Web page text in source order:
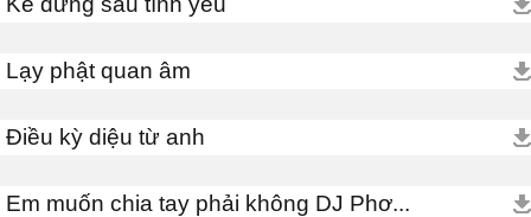
Lạy phật quan âm
Điều kỳ diệu từ anh
Em muốn chia tay phải không DJ Phơ...